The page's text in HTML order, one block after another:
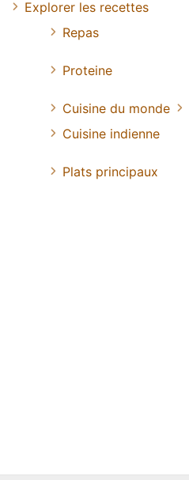
Explorer les recettes
Repas
Proteine
Cuisine du monde
Cuisine indienne
Plats principaux